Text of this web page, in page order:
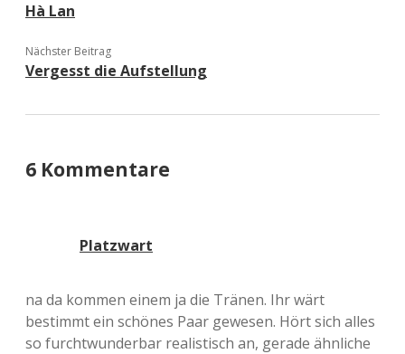
Hà Lan
Nächster Beitrag
Vergesst die Aufstellung
6 Kommentare
Platzwart
na da kommen einem ja die Tränen. Ihr wärt
bestimmt ein schönes Paar gewesen. Hört sich alles
so furchtwunderbar realistisch an, gerade ähnliche